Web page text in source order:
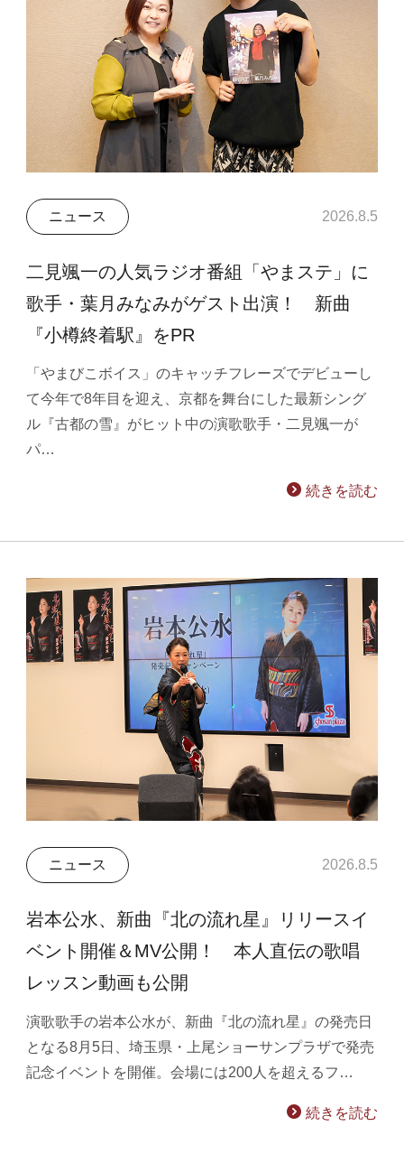
ニュース 2026.8.5
二見颯一の人気ラジオ番組「やまステ」に
歌手・葉月みなみがゲスト出演！ 新曲
『小樽終着駅』をPR
「やまびこボイス」のキャッチフレーズでデビューし
て今年で8年目を迎え、京都を舞台にした最新シング
ル『古都の雪』がヒット中の演歌歌手・二見颯一が
パ…
続きを読む
ニュース 2026.8.5
岩本公水、新曲『北の流れ星』リリースイ
ベント開催＆MV公開！ 本人直伝の歌唱
レッスン動画も公開
演歌歌手の岩本公水が、新曲『北の流れ星』の発売日
となる8月5日、埼玉県・上尾ショーサンプラザで発売
記念イベントを開催。会場には200人を超えるフ…
続きを読む